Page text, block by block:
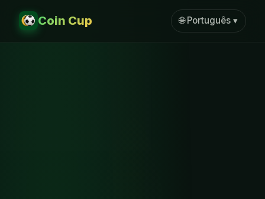
Coin Cup 🌐 Português ▾